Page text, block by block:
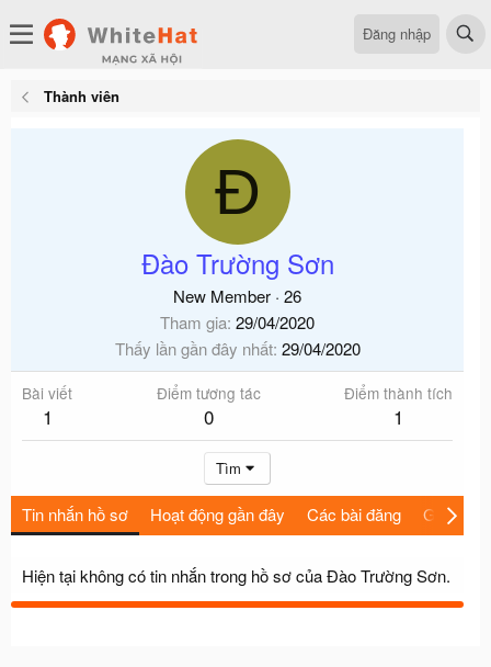
Đăng nhập
Thành viên
Đ
Đào Trường Sơn
New Member · 26
Tham gia 29/04/2020
Thấy lần gần đây nhất 29/04/2020
Bài viết
1
Điểm tương tác
0
Điểm thành tích
1
Tìm
Tin nhắn hồ sơ Hoạt động gần đây Các bài đăng Giới thiệu
Hiện tại không có tin nhắn trong hồ sơ của Đào Trường Sơn.